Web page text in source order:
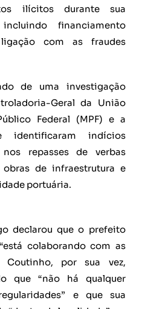
ilícitos durante sua
financiamento
com as fraudes
de uma investigação
Geral da União
Federal (MPF) e a
identificaram indícios
repasses de verbas
de infraestrutura e
portuária.
declarou que o prefeito
colaborando com as
Coutinho, por sua vez,
que “não há qualquer
e que sua